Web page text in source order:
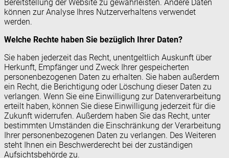
Bereitstellung der Website zu gewährleisten. Andere Daten
können zur Analyse Ihres Nutzerverhaltens verwendet
werden.
Welche Rechte haben Sie bezüglich Ihrer Daten?
Sie haben jederzeit das Recht, unentgeltlich Auskunft über
Herkunft, Empfänger und Zweck Ihrer gespeicherten
personenbezogenen Daten zu erhalten. Sie haben außerdem
ein Recht, die Berichtigung oder Löschung dieser Daten zu
verlangen. Wenn Sie eine Einwilligung zur Datenverarbeitung
erteilt haben, können Sie diese Einwilligung jederzeit für die
Zukunft widerrufen. Außerdem haben Sie das Recht, unter
bestimmten Umständen die Einschränkung der Verarbeitung
Ihrer personenbezogenen Daten zu verlangen. Des Weiteren
steht Ihnen ein Beschwerderecht bei der zuständigen
Aufsichtsbehörde zu.